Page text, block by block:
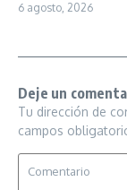
6 agosto, 2026
Deje un
Tu dirección de
campos